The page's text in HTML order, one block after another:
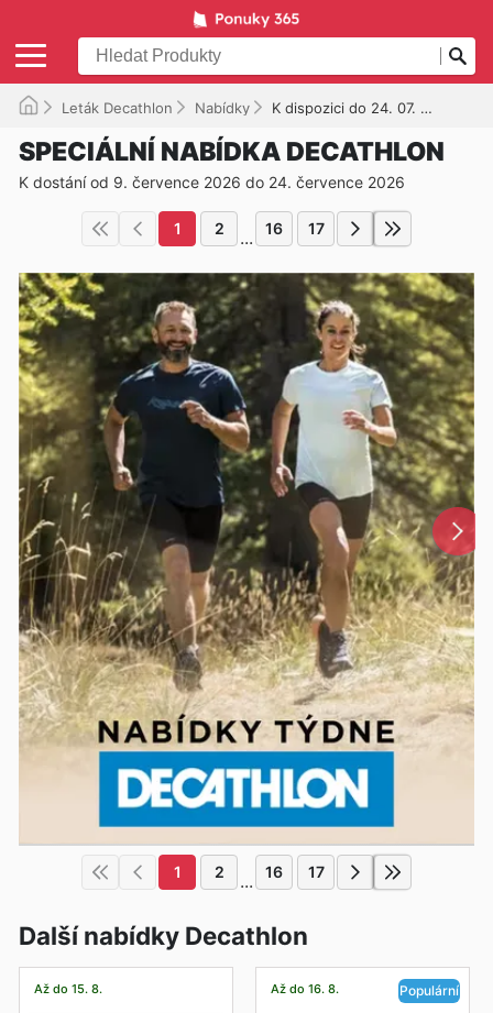
Leták Decathlon Nabídky K dispozici do 24. 07. 2026
SPECIÁLNÍ NABÍDKA DECATHLON
K dostání od 9. července 2026 do 24. července 2026
1 2 ... 16 17
1 2 ... 16 17
Další nabídky Decathlon
Až do 15. 8. Až do 16. 8. Populární